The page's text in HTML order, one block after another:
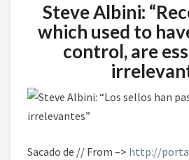
Steve Albini:
which used to
control, are
Sacado de // From –> http://